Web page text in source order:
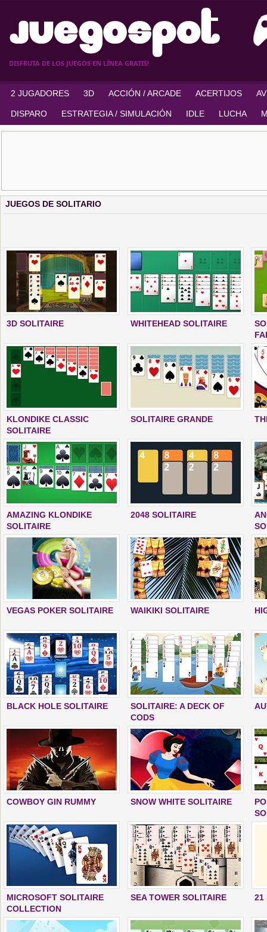
DISFRUTA DE LOS JUEGOS EN LÍNEA GRATIS!
2 JUGADORES 3D ACCIÓN / ARCADE ACERTIJOS
DISPARO ESTRATEGIA / SIMULACIÓN IDLE LUCHA
JUEGOS DE SOLITARIO
3D SOLITAIRE WHITEHEAD SOLITAIRE
KLONDIKE CLASSIC
SOLITAIRE
SOLITAIRE GRANDE
AMAZING KLONDIKE
SOLITAIRE
2048 SOLITAIRE
VEGAS POKER SOLITAIRE WAIKIKI SOLITAIRE
BLACK HOLE SOLITAIRE
SOLITAIRE: A DECK OF
CODS
COWBOY GIN RUMMY SNOW WHITE SOLITAIRE
MICROSOFT SOLITAIRE
COLLECTION
SEA TOWER SOLITAIRE 21